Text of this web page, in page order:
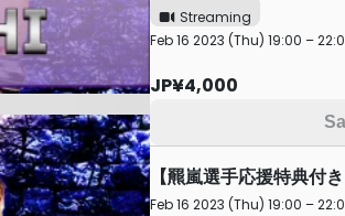
Streaming
Feb 16 2023 (Thu) 19:00 –
JP¥4,000
【羆嵐選手応援特典付
Feb 16 2023 (Thu) 19:00 –